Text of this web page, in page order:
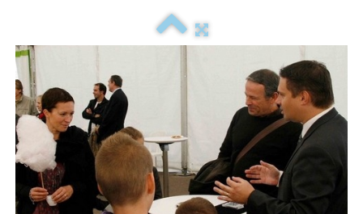
Presse
Contact